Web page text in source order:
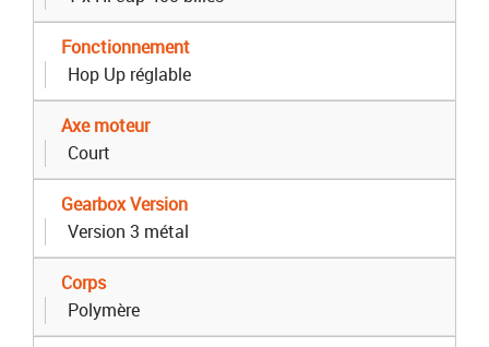
Fonctionnement
Hop Up réglable
Axe moteur
Court
Gearbox Version
Version 3 métal
Corps
Polymère